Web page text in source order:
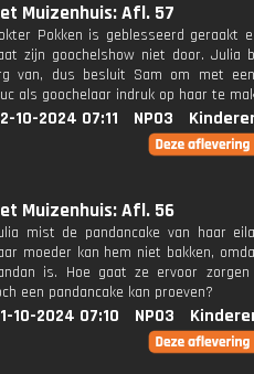
Muizenhuis: Afl. 57
Pokken is geblesseerd geraakt
zijn goochelshow niet door. Julia
van, dus besluit Sam om met
als goochelaar indruk op haar te
10-2024 07:11 NPO3
Muizenhuis: Afl. 56
mist de pandancake van haar
moeder kan hem niet bakken,
is. Hoe gaat ze ervoor
een pandancake kan proeven?
10-2024 07:10 NPO3